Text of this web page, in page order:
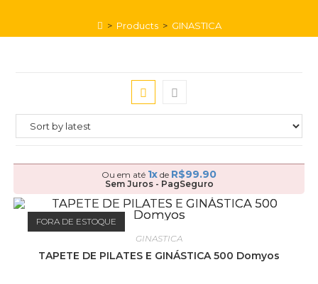
> Products > GINASTICA
Ou em até 1x de R$99.90
Sem Juros - PagSeguro
FORA DE ESTOQUE
GINASTICA
TAPETE DE PILATES E GINÁSTICA 500 Domyos